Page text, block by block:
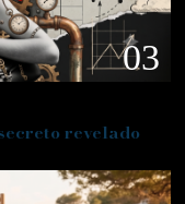
03
revelado